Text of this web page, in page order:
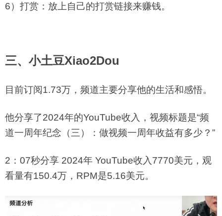
6）打赏：放上自己的打赏链接来赚钱。
三、小土豆Xiao2Dou
目前订阅1.73万，频道主要分享他的生活和感悟。
他分享了2024年的YouTube收入， 视频标题是“频
道一周年纪念（三）：做视频一周年收益有多少？”
2：07秒分享 2024年 YouTube收入7770美元，观
看量有150.4万，RPM是5.16美元。